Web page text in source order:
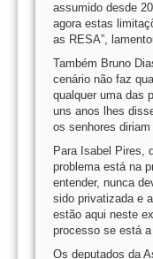
assumido desde
agora estas
as RESA”,
Também Bruno
cenário não faz
qualquer uma das
uns anos lhes
os senhores
Para Isabel Pires,
problema está na
entender, nunca
sido privatizada e
estão aqui neste
processo se está a
Os deputados da